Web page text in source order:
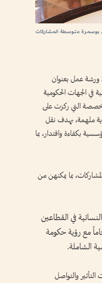
بوسمرة متوسطة المشاركات
ورشة عمل بعنوان
في الجهات الحكومية
التي ركزت على
ملهمة، بهدف نقل
بكفاءة واقتدار، بما
بما يمكنهن من
في القطاعين
مع رؤية حكومة
الشاملة.
والتواصل